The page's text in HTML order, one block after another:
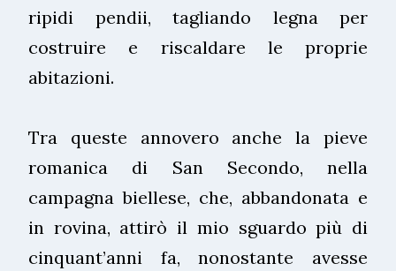
ripidi pendii, tagliando legna per
costruire e riscaldare le proprie
abitazioni.
Tra queste annovero anche la pieve
romanica di San Secondo, nella
campagna biellese, che, abbandonata e
in rovina, attirò il mio sguardo più di
cinquant’anni fa, nonostante avesse